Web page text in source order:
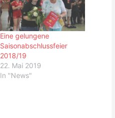
Eine gelungene
Saisonabschlussfeier
2018/19
22. Mai 2019
In "News"